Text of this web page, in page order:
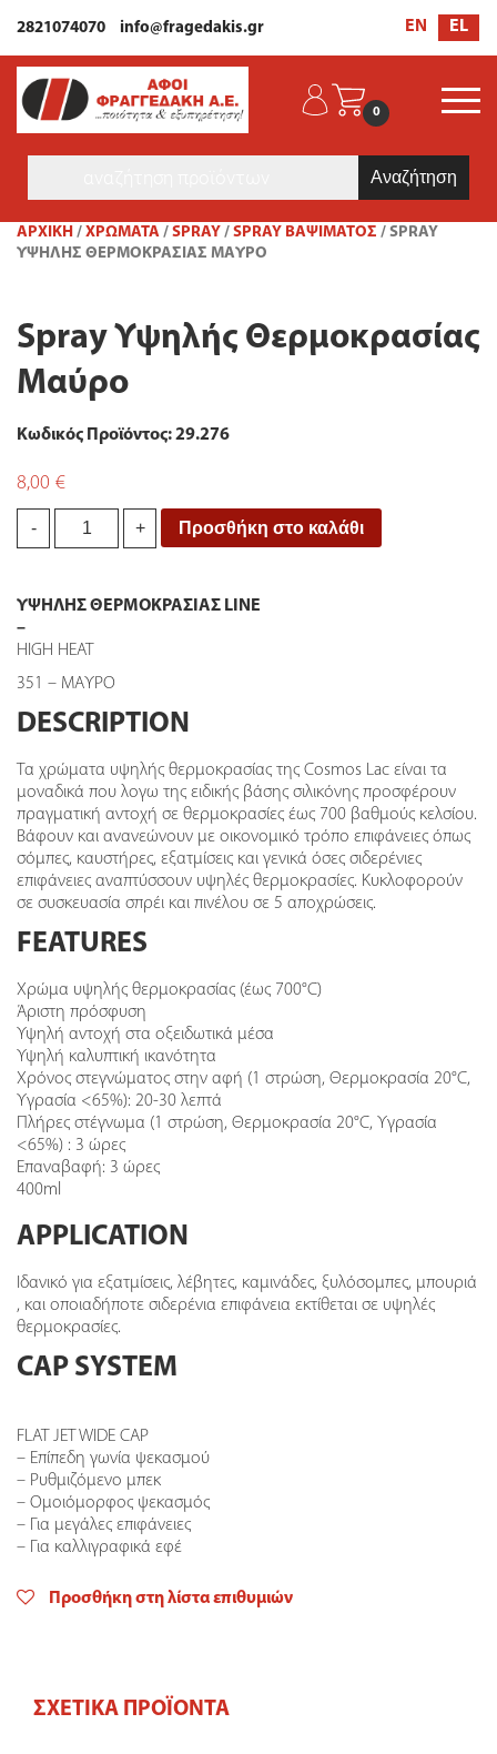
2821074070 info@fragedakis.gr EN EL
0
ΑΡΧΙΚΉ / ΧΡΩΜΑΤΑ / SPRAY / SPRAY ΒΑΨΊΜΑΤΟΣ / SPRAY
ΥΨΗΛΉΣ ΘΕΡΜΟΚΡΑΣΊΑΣ ΜΑΎΡΟ
Spray Υψηλής Θερμοκρασίας
Μαύρο
Κωδικός Προϊόντος: 29.276
8,00 €
-
Spray
quantity
+ Προσθήκη στο καλάθι
ΥΨΗΛΗΣ ΘΕΡΜΟΚΡΑΣΙΑΣ LINE
–
HIGH HEAT
351 – ΜΑΥΡΟ
DESCRIPTION
Τα χρώματα υψηλής θερμοκρασίας της Cosmos Lac είναι τα
μοναδικά που λογω της ειδικής βάσης σιλικόνης προσφέρουν
πραγματική αντοχή σε θερμοκρασίες έως 700 βαθμούς κελσίου.
Βάφουν και ανανεώνουν με οικονομικό τρόπο επιφάνειες όπως
σόμπες, καυστήρες, εξατμίσεις και γενικά όσες σιδερένιες
επιφάνειες αναπτύσσουν υψηλές θερμοκρασίες. Κυκλοφορούν
σε συσκευασία σπρέι και πινέλου σε 5 αποχρώσεις.
FEATURES
Χρώμα υψηλής θερμοκρασίας (έως 700°C)
Άριστη πρόσφυση
Υψηλή αντοχή στα οξειδωτικά μέσα
Υψηλή καλυπτική ικανότητα
Χρόνος στεγνώματος στην αφή (1 στρώση, Θερμοκρασία 20°C,
Υγρασία <65%): 20-30 λεπτά
Πλήρες στέγνωμα (1 στρώση, Θερμοκρασία 20°C, Υγρασία
<65%) : 3 ώρες
Επαναβαφή: 3 ώρες
400ml
APPLICATION
Ιδανικό για εξατμίσεις, λέβητες, καμινάδες, ξυλόσομπες, μπουριά
, και οποιαδήποτε σιδερένια επιφάνεια εκτίθεται σε υψηλές
θερμοκρασίες.
CAP SYSTEM
FLAT JET WIDE CAP
– Επίπεδη γωνία ψεκασμού
– Ρυθμιζόμενο μπεκ
– Ομοιόμορφος ψεκασμός
– Για μεγάλες επιφάνειες
– Για καλλιγραφικά εφέ
Προσθήκη στη λίστα επιθυμιών
ΣΧΕΤΙΚΆ ΠΡΟΪΌΝΤΑ